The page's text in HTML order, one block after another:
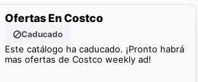
Ofertas En Costco
Caducado
Este catálogo ha caducado. ¡Pronto habrá
mas ofertas de Costco weekly ad!